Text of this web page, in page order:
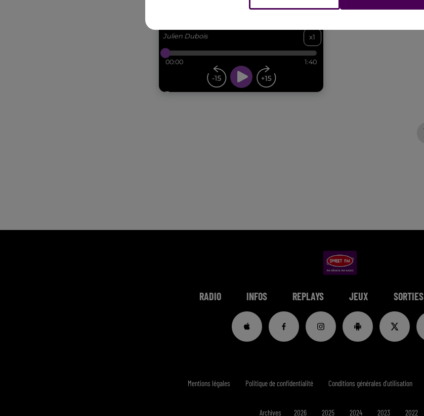
RADIO INFOS REPLAYS JEUX SORTIES
Mentions légales Politique de confidentialité Conditions générales d'utilisation
Archives 2026 2025 2024 2023 2022